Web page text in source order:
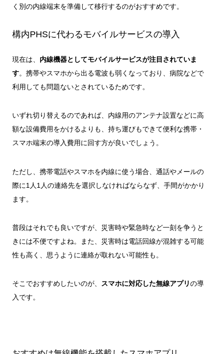
く別の内線端末を準備して移行するのがおすすめです。
構内PHSに代わるモバイルサービスの導入
現在は、 内線機器としてモバイルサービスが注目されていま
す。携帯やスマホから出る電波も弱くなっており、病院などで
利用しても問題ないとされているためです。
いずれ切り替えるのであれば、内線用のアンテナ設置などに高
額な設備費用をかけるよりも、持ち運びもできて便利な携帯・
スマホ端末の導入費用に回す方が良いでしょう。
ただし、携帯電話やスマホを内線に使う場合、通話やメールの
際に1人1人の連絡先を選択しなければならなず、手間がかかり
ます。
普段はそれでも良いですが、災害時や緊急時など一刻を争うと
きには不便ですよね。また、災害時は電話回線が混雑する可能
性も高く、思うように連絡が取れない可能性も。
そこでおすすめしたいのが、 スマホに対応した無線アプリの導
入です。